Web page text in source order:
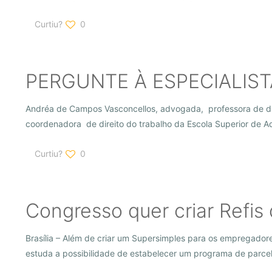
Curtiu? 0
PERGUNTE À
Andréa de Campos Vasconcellos, advogada, professora de
coordenadora de direito do trabalho da Escola Superior de
Curtiu? 0
Congresso quer criar
Brasília – Além de criar um Supersimples para os
estuda a possibilidade de estabelecer um programa de